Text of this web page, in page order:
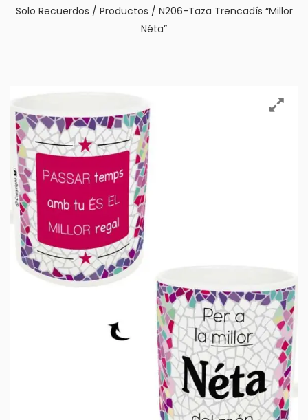
Solo Recuerdos / Productos / N206-Taza Trencadís “Millor
Néta”